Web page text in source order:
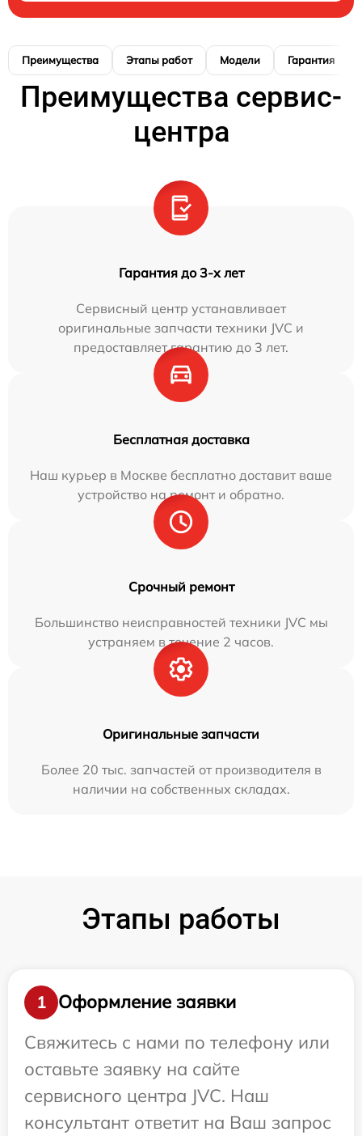
Преимущества Этапы работ Модели Гарантия
Преимущества сервис-
центра
Гарантия до 3-х лет
Сервисный центр устанавливает
оригинальные запчасти техники JVC и
предоставляет гарантию до 3 лет.
Бесплатная доставка
Наш курьер в Москве бесплатно доставит ваше
устройство на ремонт и обратно.
Срочный ремонт
Большинство неисправностей техники JVC мы
устраняем в течение 2 часов.
Оригинальные запчасти
Более 20 тыс. запчастей от производителя в
наличии на собственных складах.
Этапы работы
1
Оформление заявки
Свяжитесь с нами по телефону или
оставьте заявку на сайте
сервисного центра JVC. Наш
консультант ответит на Ваш запрос